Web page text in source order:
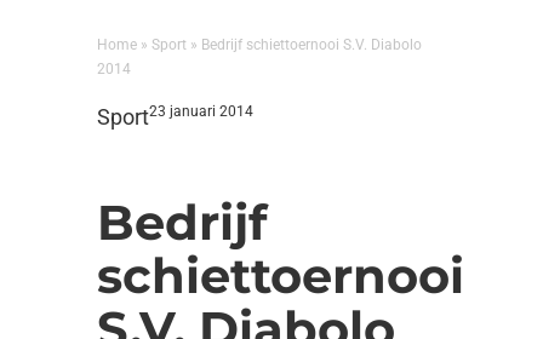
Home »Sport » Bedrijf schiettoernooi S.V. Diabolo
2014
Sport23 januari 2014
Bedrijf
schiettoernooi